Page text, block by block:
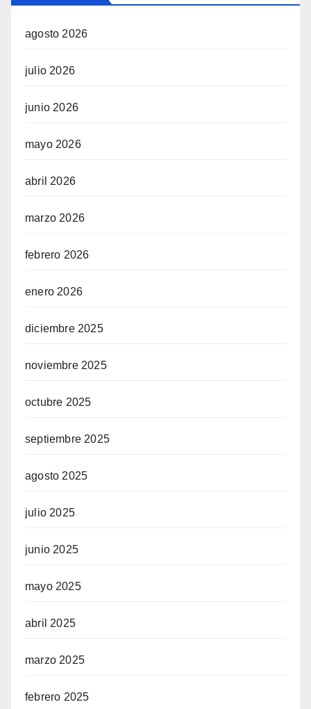
agosto 2026
julio 2026
junio 2026
mayo 2026
abril 2026
marzo 2026
febrero 2026
enero 2026
diciembre 2025
noviembre 2025
octubre 2025
septiembre 2025
agosto 2025
julio 2025
junio 2025
mayo 2025
abril 2025
marzo 2025
febrero 2025